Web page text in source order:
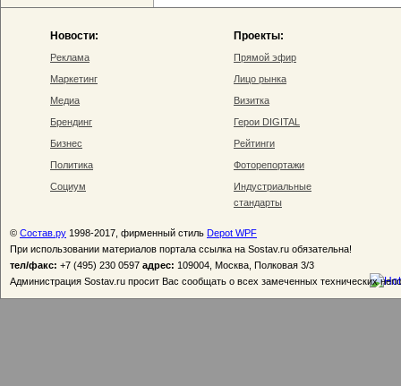
Новости:
Реклама
Маркетинг
Медиа
Брендинг
Бизнес
Политика
Социум
Проекты:
Прямой эфир
Лицо рынка
Визитка
Герои DIGITAL
Рейтинги
Фоторепортажи
Индустриальные
стандарты
© Состав.ру 1998-2017, фирменный стиль Depot WPF
При использовании материалов портала ссылка на Sostav.ru обязательна!
тел/факс: +7 (495) 230 0597 адрес: 109004, Москва, Полковая 3/3
Администрация Sostav.ru просит Вас сообщать о всех замеченных технических